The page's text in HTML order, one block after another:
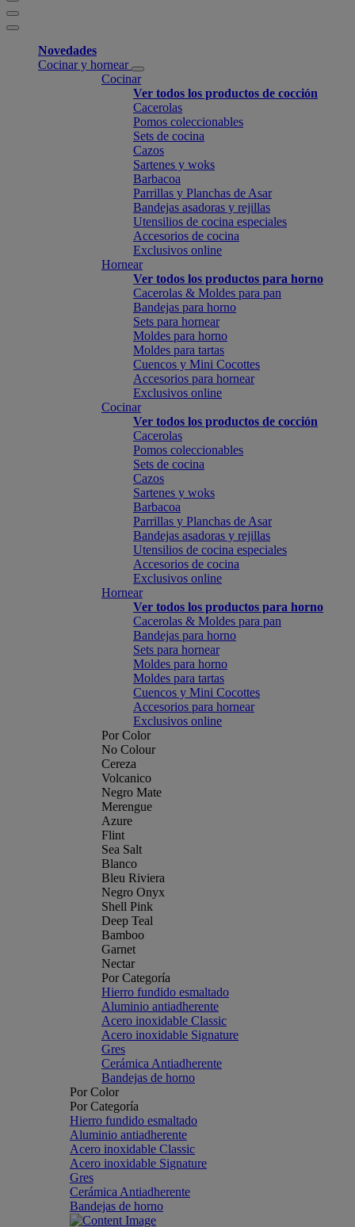
Novedades
Cocinar y hornear
Cocinar
Ver todos los productos de cocción
Cacerolas
Pomos coleccionables
Sets de cocina
Cazos
Sartenes y woks
Barbacoa
Parrillas y Planchas de Asar
Bandejas asadoras y rejillas
Utensilios de cocina especiales
Accesorios de cocina
Exclusivos online
Hornear
Ver todos los productos para horno
Cacerolas & Moldes para pan
Bandejas para horno
Sets para hornear
Moldes para horno
Moldes para tartas
Cuencos y Mini Cocottes
Accesorios para hornear
Exclusivos online
Cocinar
Ver todos los productos de cocción
Cacerolas
Pomos coleccionables
Sets de cocina
Cazos
Sartenes y woks
Barbacoa
Parrillas y Planchas de Asar
Bandejas asadoras y rejillas
Utensilios de cocina especiales
Accesorios de cocina
Exclusivos online
Hornear
Ver todos los productos para horno
Cacerolas & Moldes para pan
Bandejas para horno
Sets para hornear
Moldes para horno
Moldes para tartas
Cuencos y Mini Cocottes
Accesorios para hornear
Exclusivos online
Por Color
No Colour
Cereza
Volcanico
Negro Mate
Merengue
Azure
Flint
Sea Salt
Blanco
Bleu Riviera
Negro Onyx
Shell Pink
Deep Teal
Bamboo
Garnet
Nectar
Por Categoría
Hierro fundido esmaltado
Aluminio antiadherente
Acero inoxidable Classic
Acero inoxidable Signature
Gres
Cerámica Antiadherente
Bandejas de horno
Por Color
Por Categoría
Hierro fundido esmaltado
Aluminio antiadherente
Acero inoxidable Classic
Acero inoxidable Signature
Gres
Cerámica Antiadherente
Bandejas de horno